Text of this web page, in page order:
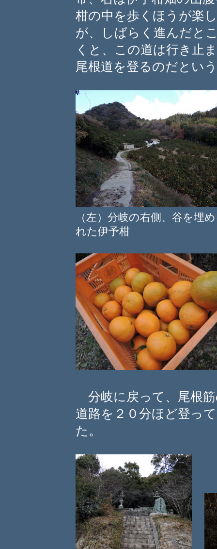
柑の中を歩くほうが楽
が、しばらく進んだと
くと、この道は行き止
尾根道を登るのだとい
（左）分岐の右側、谷を
れた伊予柑
分岐に戻って、尾根
道路を２０分ほど登っ
た。